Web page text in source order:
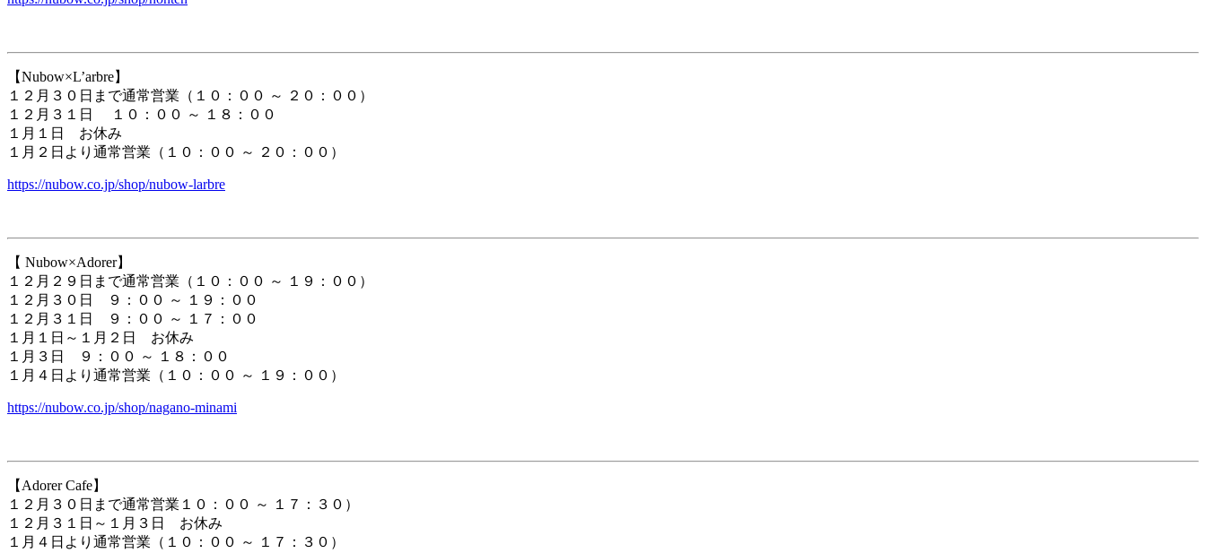
【Nubow×L’arbre】
１２月３０日まで通常営業（１０：００ ～ ２０：００）
１２月３１日 １０：００ ～ １８：００
１月１日 お休み
１月２日より通常営業（１０：００ ～ ２０：００）
https://nubow.co.jp/shop/nubow-larbre
【 Nubow×Adorer】
１２月２９日まで通常営業（１０：００ ～ １９：００）
１２月３０日 ９：００ ～ １９：００
１２月３１日 ９：００ ～ １７：００
１月１日～１月２日 お休み
１月３日 ９：００ ～ １８：００
１月４日より通常営業（１０：００ ～ １９：００）
https://nubow.co.jp/shop/nagano-minami
【Adorer Cafe】
１２月３０日まで通常営業１０：００ ～ １７：３０）
１２月３１日～１月３日 お休み
１月４日より通常営業（１０：００ ～ １７：３０）